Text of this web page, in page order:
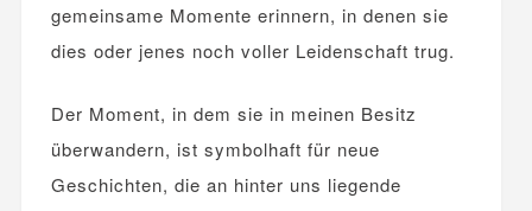
gemeinsame Momente erinnern, in denen sie
dies oder jenes noch voller Leidenschaft trug.
Der Moment, in dem sie in meinen Besitz
überwandern, ist symbolhaft für neue
Geschichten, die an hinter uns liegende